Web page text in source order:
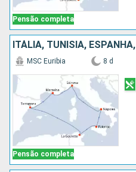
Pensão completa
ITÁLIA, TUNÍSIA,
Pensão completa
MSC Euribia 8 d